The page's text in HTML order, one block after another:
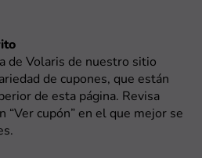
de Volaris de nuestro sitio
de cupones, que están
de esta página. Revisa
“Ver cupón” en el que mejor se